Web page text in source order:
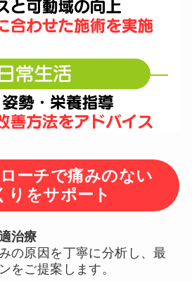
ーチで痛みのない
りをサポート
治療
の原因を丁寧に分析し、最
をご提案します。